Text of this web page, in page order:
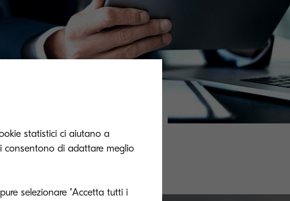
in contatto con
statistici ci aiutano a
consentono di adattare meglio
selezionare "Accetta tutti i